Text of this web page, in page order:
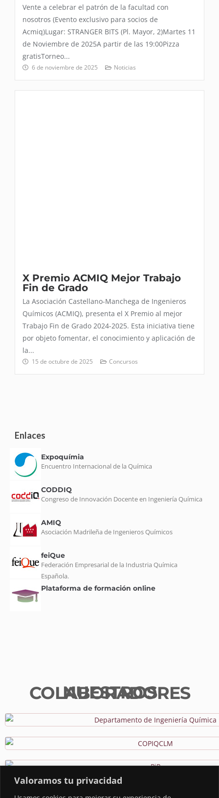
Valoramos tu privacidad
Vente a celebrar el patrón de la facultad con
nosotros (Evento exclusivo para socios de
Acmiq)Lugar: STRANGER BITS (Pl. Mayor, 2)Martes 11
de Noviembre de 2025A partir de las 19:00Pizza
gratisTorneo...
6 de noviembre de 2025 Noticias
X Premio ACMIQ Mejor Trabajo
Fin de Grado
La Asociación Castellano-Manchega de Ingenieros
Químicos (ACMIQ), presenta el X Premio al mejor
Trabajo Fin de Grado 2024-2025. Esta iniciativa tiene
por objeto fomentar, el conocimiento y aplicación de
la...
15 de octubre de 2025 Concursos
Enlaces
Expoquímia
Encuentro Internacional de la Química
CODDIQ
Congreso de Innovación Docente en Ingeniería Química
AMIQ
Asociación Madrileña de Ingenieros Químicos
feiQue
Federación Empresarial de la Industria Química
Española.
Plataforma de formación online
NUESTROS COLABORADORES